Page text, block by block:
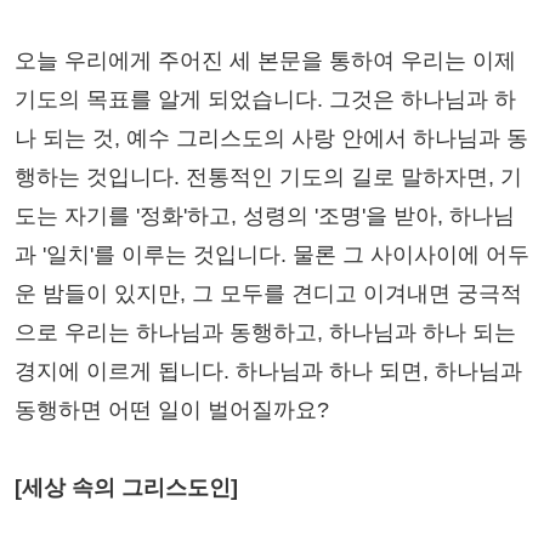
오늘 우리에게 주어진 세 본문을 통하여 우리는 이제
기도의 목표를 알게 되었습니다. 그것은 하나님과 하
나 되는 것, 예수 그리스도의 사랑 안에서 하나님과 동
행하는 것입니다. 전통적인 기도의 길로 말하자면, 기
도는 자기를 '정화'하고, 성령의 '조명'을 받아, 하나님
과 '일치'를 이루는 것입니다. 물론 그 사이사이에 어두
운 밤들이 있지만, 그 모두를 견디고 이겨내면 궁극적
으로 우리는 하나님과 동행하고, 하나님과 하나 되는
경지에 이르게 됩니다. 하나님과 하나 되면, 하나님과
동행하면 어떤 일이 벌어질까요?
[세상 속의 그리스도인]